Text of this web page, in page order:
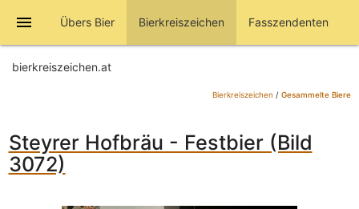
menu Übers Bier Bierkreiszeichen Fasszendenten
bierkreiszeichen.at
Bierkreiszeichen / Gesammelte Biere
Steyrer Hofbräu - Festbier (Bild
3072)